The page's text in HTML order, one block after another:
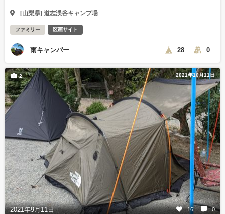
[山梨県] 道志渓谷キャンプ場
ファミリー 区画サイト
雨キャンパー 28 0
2021年10月11日
2021年9月11日 16 0
2